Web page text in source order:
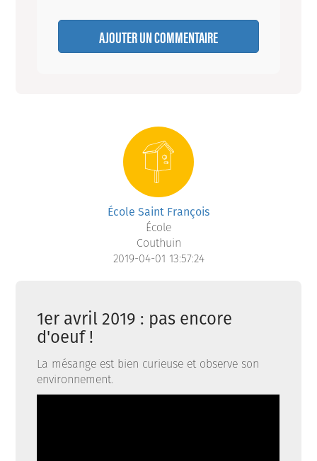
AJOUTER UN COMMENTAIRE
École Saint François
École
Couthuin
2019-04-01 13:57:24
1er avril 2019 : pas encore
d'oeuf !
La mésange est bien curieuse et observe son
environnement.